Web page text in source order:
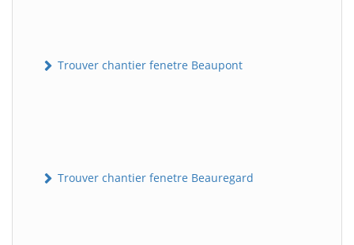
Trouver chantier fenetre Beaupont
Trouver chantier fenetre Beauregard